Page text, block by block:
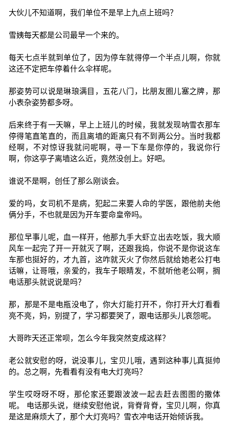
大伙儿不知道啊，我们单位不是早上九点上班吗？
雪姨每天都是公司最早一个来的。
每天七点半就到单位了，因为停车就得停一个半点儿啊，你就
这还不定把车停着什么伞样呢。
那姿势可以说是琳琅满目，五花八门，比朋友圈儿塞之牌，那
小表杂姿势都多呀。
后来终于有一天嘛，早上上班儿的时候，我就发现呐雪衣那车
停得笔直笔直的，而且离墙的距离只有不到两公分。当时我都
经啊，不对惊讶我就问呢啊，寻一下车是你停的，我说你行
啊，你这亭子离墙这么近，竟然没创上。好吧。
谁说不是啊，创任了那么刚谈会。
爱的吗，女司机不是病，犯起二来要人命的学医，跟他前夫他
俩分手，不也就是因为开车要命皇帝吗。
那位早事儿呢，血一样开，他那九手大虾立出去吃饭，我大顺
风车一起完了开一开就灭了啊，还跟我捣，你说不是你说这车
车那也挺好的，才九首，这咋就灭火了你然后就给她老公打电
话嘛，让哥哦，亲爱的，我车子眼睛发，不就听他老公啊，搁
电话那头就说说是吗？
那，那是不是电瓶没电了，你大灯能打开不，你打开大灯看看
亮不亮，妈，别提了，学习都要哭了，跟电话那头儿哀怨呢。
大哥昨天还正常呗，怎么今年我突然变成这样？
老公就安慰的呀，说没事儿，宝贝儿哦，遇到这种事儿真挺帅
的。总之啊，先看看有没有电大灯亮吗？
学生哎呀呀不呀，那伦家还要跟波波一起去赶去图图的撒体
呢。 电话那头说，继续安慰他说，背脊背脊，宝贝儿啊，你真
是这是麻烦大了，那个大灯亮吗？雪衣冲电话开始倾诉我。